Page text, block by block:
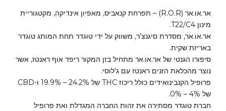
אר.או.אר (R.O.R) – תפרחת קנאביס, מאפיון אינדיקה, מקטגוריית
מינון T22/C4.
אר.או.אר, מסדרת סיגנצ'ר, משווק על ידי טוגדר תחת המותג טוגדר
באריזת שקית.
סיפורו הגנטי של אר.או.אר מתחיל בזן המקור ריפד אוף ראנטז, אשר
נוצר מהכלאת הזנים ראנטז עם ג'לוסי.
פרופיל הקנבינואידים כולל ריכוז THC של 24.2% – 19.9% ו-CBD
של 4% – 0%.
חברת טוגדר מסתירה את זהות החברה המגדלת ואת פרופיל